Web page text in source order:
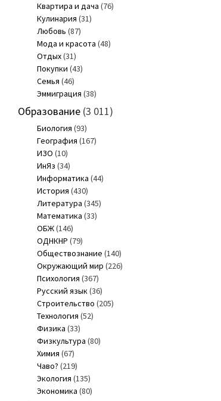
Квартира и дача (76)
Кулинария (31)
Любовь (87)
Мода и красота (48)
Отдых(31)
Покупки (43)
Семья (46)
Эммиграция (38)
Образование(3 011)
Биология (93)
География (167)
ИЗО (10)
ИнЯз (34)
Информатика (44)
История (430)
Литература (345)
Математика (33)
ОБЖ(146)
ОДНКНР (79)
Обществознание (140)
Окружающий мир (226)
Психология (367)
Русский язык(36)
Строительство (205)
Технология (52)
Физика (33)
Физкультура (80)
Химия (67)
Чаво? (219)
Экология (135)
Экономика (80)